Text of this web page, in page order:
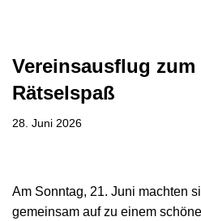
Vereinsausflug
Rätselspaß
28. Juni 2026
Am Sonntag, 21. Juni machten
gemeinsam auf zu einem